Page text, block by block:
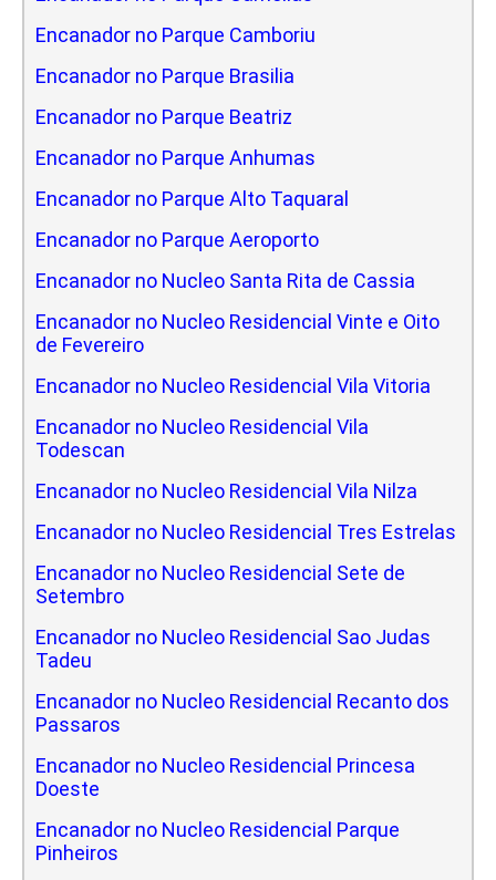
Encanador no Parque Camboriu
Encanador no Parque Brasilia
Encanador no Parque Beatriz
Encanador no Parque Anhumas
Encanador no Parque Alto Taquaral
Encanador no Parque Aeroporto
Encanador no Nucleo Santa Rita de Cassia
Encanador no Nucleo Residencial Vinte e Oito
de Fevereiro
Encanador no Nucleo Residencial Vila Vitoria
Encanador no Nucleo Residencial Vila
Todescan
Encanador no Nucleo Residencial Vila Nilza
Encanador no Nucleo Residencial Tres Estrelas
Encanador no Nucleo Residencial Sete de
Setembro
Encanador no Nucleo Residencial Sao Judas
Tadeu
Encanador no Nucleo Residencial Recanto dos
Passaros
Encanador no Nucleo Residencial Princesa
Doeste
Encanador no Nucleo Residencial Parque
Pinheiros